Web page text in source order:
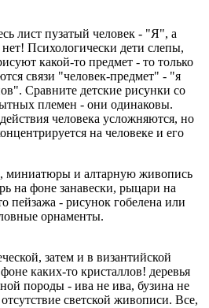
лист пузатый человек - "Я", а
Психологически дети слепы,
какой-то предмет - то только
связи "человек-предмет" - "я
Сравните детские рисунки со
племен - они одинаковы.
человека усложняются, но
на человеке и его
миниатюры и алтарную живопись
на фоне занавески, рыцари на
пейзажа - рисунок гобелена или
орнаменты.
затем и в византийской
каких-то кристаллов! деревья
породы - ива не ива, бузина не
светской живописи. Все,